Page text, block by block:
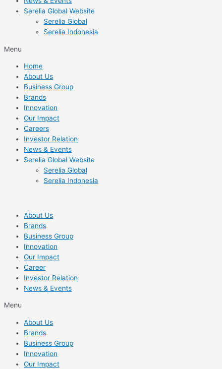
Serelia Global Website
Serelia Global
Serelia Indonesia
Menu
Home
About Us
Business Group
Brands
Innovation
Our Impact
Careers
Investor Relation
News & Events
Serelia Global Website
Serelia Global
Serelia Indonesia
About Us
Brands
Business Group
Innovation
Our Impact
Career
Investor Relation
News & Events
Menu
About Us
Brands
Business Group
Innovation
Our Impact